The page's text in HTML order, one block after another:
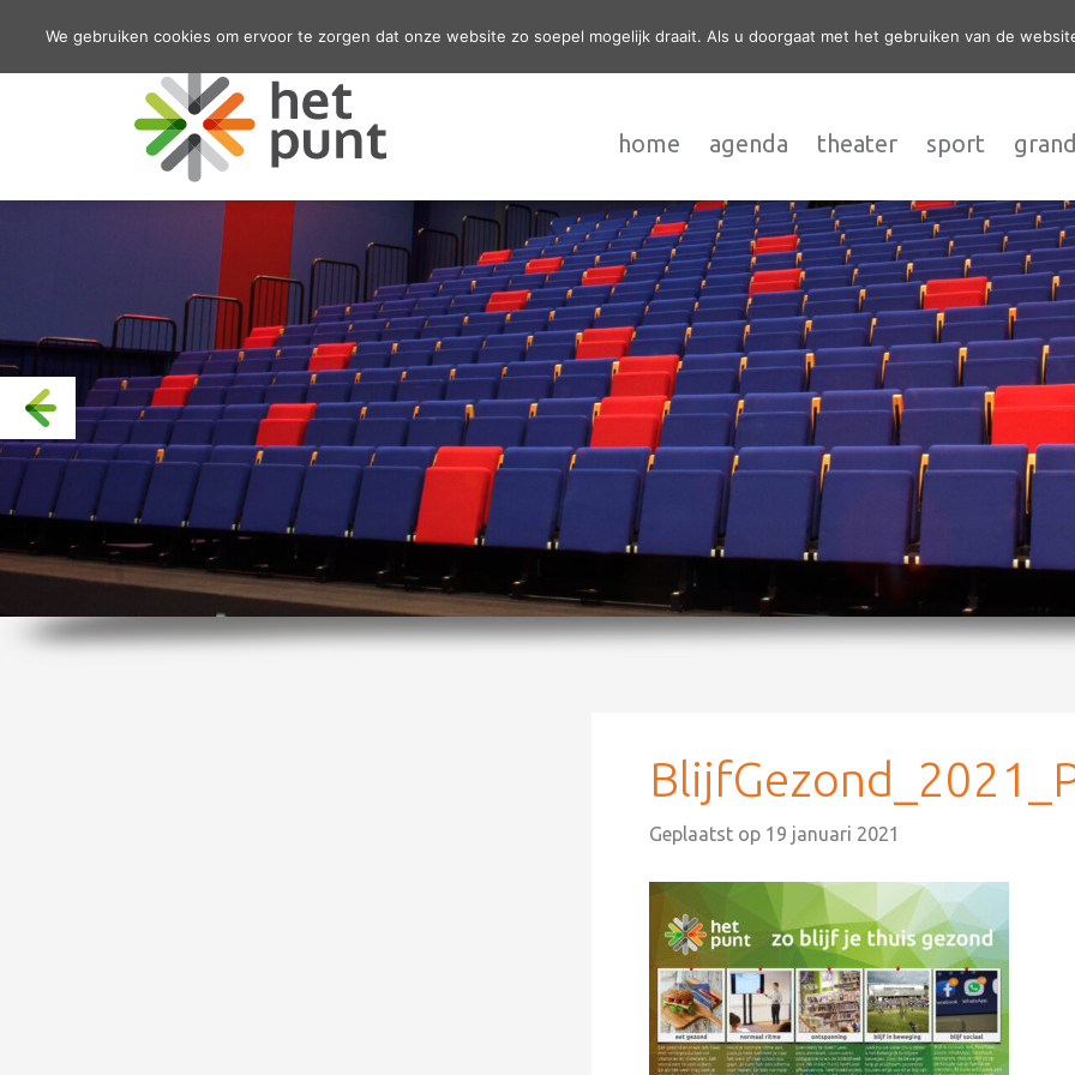
home agenda theater sport
Geplaatst op 19 januari 2021
We gebruiken cookies om ervoor te zorgen dat onze website zo soepel mogelijk draait. Als u doorgaat met het gebruiken van de